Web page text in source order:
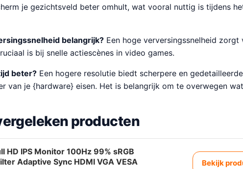
je gezichtsveld beter omhult, wat vooral nuttig is tijdens
belangrijk? Een hoge verversingssnelheid zorgt
is bij snelle actiescènes in video games.
beter? Een hogere resolutie biedt scherpere en
van je {hardware} eisen. Het is belangrijk om te overwegen
producten
HD IPS Monitor 100Hz 99% sRGB
Adaptive Sync HDMI VGA VESA
Bekijk